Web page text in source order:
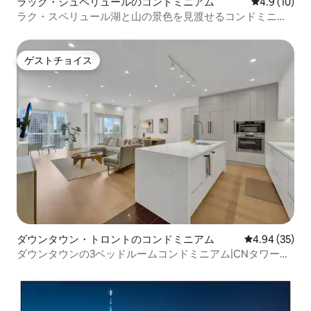
ラク・スペリュール湖と山の景色を見渡せるコンドミニア
ゲストチョイス
ゲストチョイス
ダウンタウン・トロントのコンドミニアム レビュー35
4.94 (35)
ダウンタウンの3ベッドルームコンドミニアム|CNタワーと